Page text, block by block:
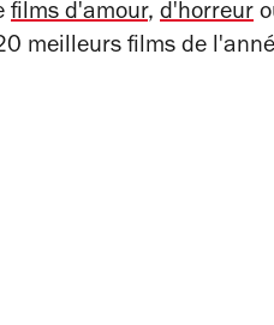
films d'amour, d'horreur
meilleurs films de